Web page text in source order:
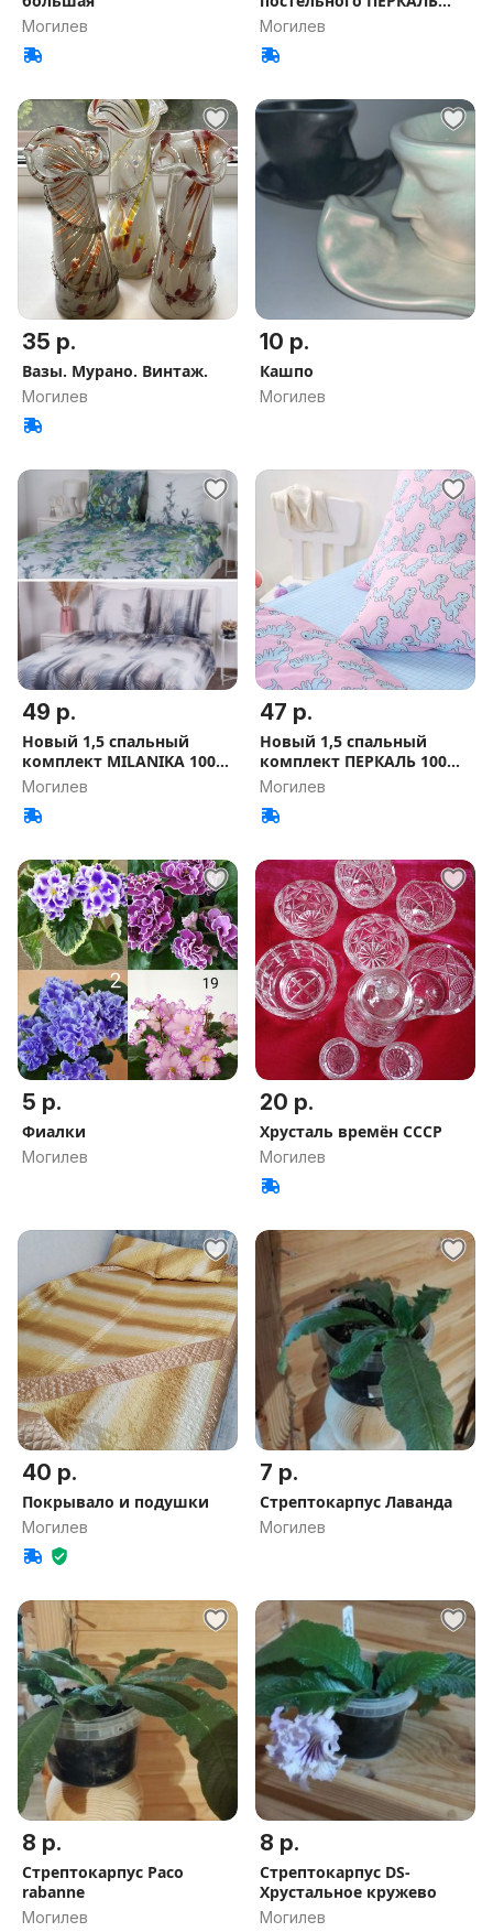
Могилев
100% хлопок
Могилев
35 р.
Вазы. Мурано. Винтаж.
Могилев
10 р.
Кашпо
Могилев
49 р.
Новый 1,5 спальный
комплект MILANIKA 100%
хлопок
Могилев
47 р.
Новый 1,5 спальный
комплект ПЕРКАЛЬ 100%
хлопок
Могилев
5 р.
Фиалки
Могилев
20 р.
Хрусталь времён СССР
Могилев
40 р.
Покрывало и подушки
Могилев
7 р.
Стрептокарпус Лаванда
Могилев
8 р.
Стрептокарпус Paco
rabanne
Могилев
8 р.
Стрептокарпус DS-
Хрустальное кружево
Могилев